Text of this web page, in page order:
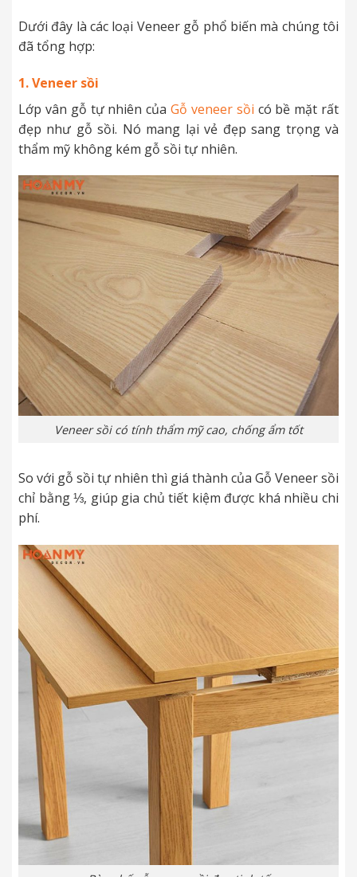
Dưới đây là các loại Veneer gỗ phổ biến mà chúng tôi
đã tổng hợp:
1. Veneer sồi
Lớp vân gỗ tự nhiên của Gỗ veneer sồi có bề mặt rất
đẹp như gỗ sồi. Nó mang lại vẻ đẹp sang trọng và
thẩm mỹ không kém gỗ sồi tự nhiên.
Veneer sồi có tính thẩm mỹ cao, chống ẩm tốt
So với gỗ sồi tự nhiên thì giá thành của Gỗ Veneer sồi
chỉ bằng ⅓, giúp gia chủ tiết kiệm được khá nhiều chi
phí.